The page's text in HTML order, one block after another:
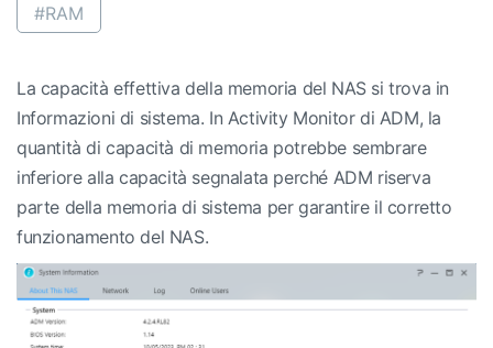
#RAM
La capacità effettiva della memoria del NAS si trova in
Informazioni di sistema. In Activity Monitor di ADM, la
quantità di capacità di memoria potrebbe sembrare
inferiore alla capacità segnalata perché ADM riserva
parte della memoria di sistema per garantire il corretto
funzionamento del NAS.